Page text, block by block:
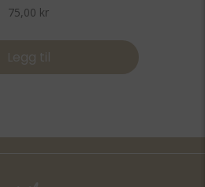
Vurdert
5.00
75,00 kr
Legg til